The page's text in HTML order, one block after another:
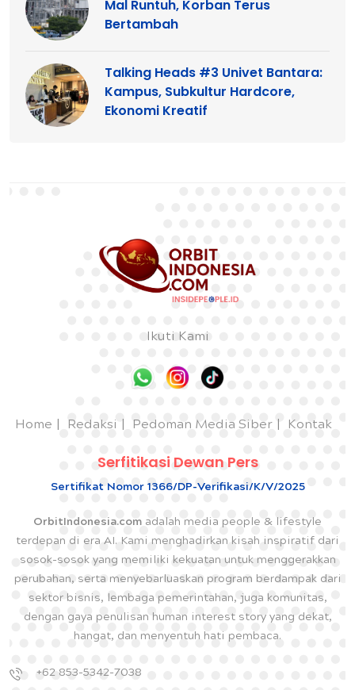
Mal Runtuh, Korban Terus
Bertambah
Talking Heads #3 Univet Bantara:
Kampus, Subkultur Hardcore,
Ekonomi Kreatif
Ikuti Kami
Home Redaksi Pedoman Media Siber Kontak
Serfitikasi Dewan Pers
Sertifikat Nomor 1366/DP-Verifikasi/K/V/2025
OrbitIndonesia.com adalah media people & lifestyle
terdepan di era AI. Kami menghadirkan kisah inspiratif dari
sosok-sosok yang memiliki kekuatan untuk menggerakkan
perubahan, serta menyebarluaskan program berdampak dari
sektor bisnis, lembaga pemerintahan, juga komunitas,
dengan gaya penulisan human interest story yang dekat,
hangat, dan menyentuh hati pembaca.
+62 853-5342-7038